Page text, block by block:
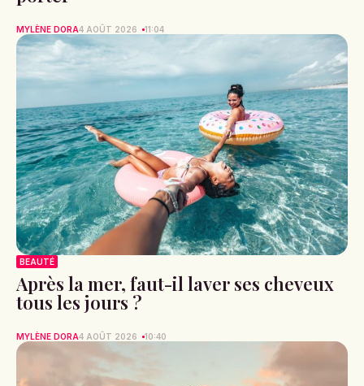
MYLÈNE DORA4 AOÛT 2026 11:04
BEAUTÉ
Après la mer, faut-il laver ses cheveux
tous les jours ?
MYLÈNE DORA4 AOÛT 2026 10:40